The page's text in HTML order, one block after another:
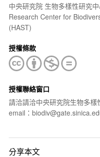
中央研究院 生物多樣性研究
Research Center for
(HAST)
授權條款
授權聯絡窗口
請洽請洽中央研究院生物多樣
email：
分享本文